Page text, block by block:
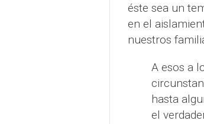
éste sea un
en el
nuestros
A esos a
hasta
el